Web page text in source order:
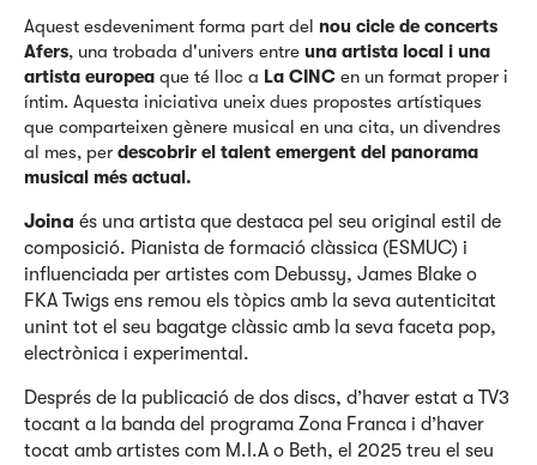
Aquest esdeveniment forma part del nou cicle de concerts
Afers, una trobada d'univers entre una artista local i una
artista europea que té lloc a La CINC en un format proper i
íntim. Aquesta iniciativa uneix dues propostes artístiques
que comparteixen gènere musical en una cita, un divendres
al mes, per descobrir el talent emergent del panorama
musical més actual.
Joina és una artista que destaca pel seu original estil de
composició. Pianista de formació clàssica (ESMUC) i
influenciada per artistes com Debussy, James Blake o
FKA Twigs ens remou els tòpics amb la seva autenticitat
unint tot el seu bagatge clàssic amb la seva faceta pop,
electrònica i experimental.
Després de la publicació de dos discs, d’haver estat a TV3
tocant a la banda del programa Zona Franca i d’haver
tocat amb artistes com M.I.A o Beth, el 2025 treu el seu